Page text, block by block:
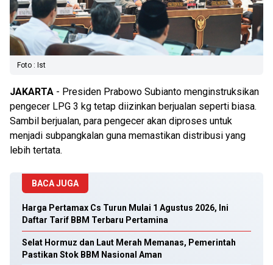
Foto : Ist
JAKARTA - Presiden Prabowo Subianto menginstruksikan
pengecer LPG 3 kg tetap diizinkan berjualan seperti biasa.
Sambil berjualan, para pengecer akan diproses untuk
menjadi subpangkalan guna memastikan distribusi yang
lebih tertata.
BACA JUGA
Harga Pertamax Cs Turun Mulai 1 Agustus 2026, Ini
Daftar Tarif BBM Terbaru Pertamina
Selat Hormuz dan Laut Merah Memanas, Pemerintah
Pastikan Stok BBM Nasional Aman